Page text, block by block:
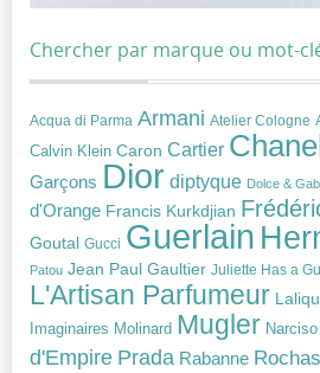
Chercher par marque ou mot-
Acqua di Parma Armani Atelier Cologne
Calvin Klein Caron Cartier
Garçons Dior diptyque Dolce &
d'Orange Francis Kurkdjian
Goutal Gucci Guerlain
Patou Jean Paul Gaultier Juliette Has a
L'Artisan Parfumeur
Imaginaires Molinard Mugler
d'Empire Prada Rabanne Rochas